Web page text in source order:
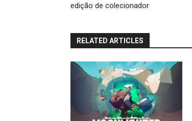
edição de colecionador
RELATED ARTICLES